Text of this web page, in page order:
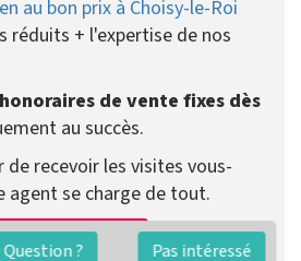
Question ? Pas intéressé
au bon prix à Choisy-le-Roi
réduits + l'expertise de nos
honoraires de vente fixes dès
au succès.
de recevoir les visites vous-
agent se charge de tout.
ma vente